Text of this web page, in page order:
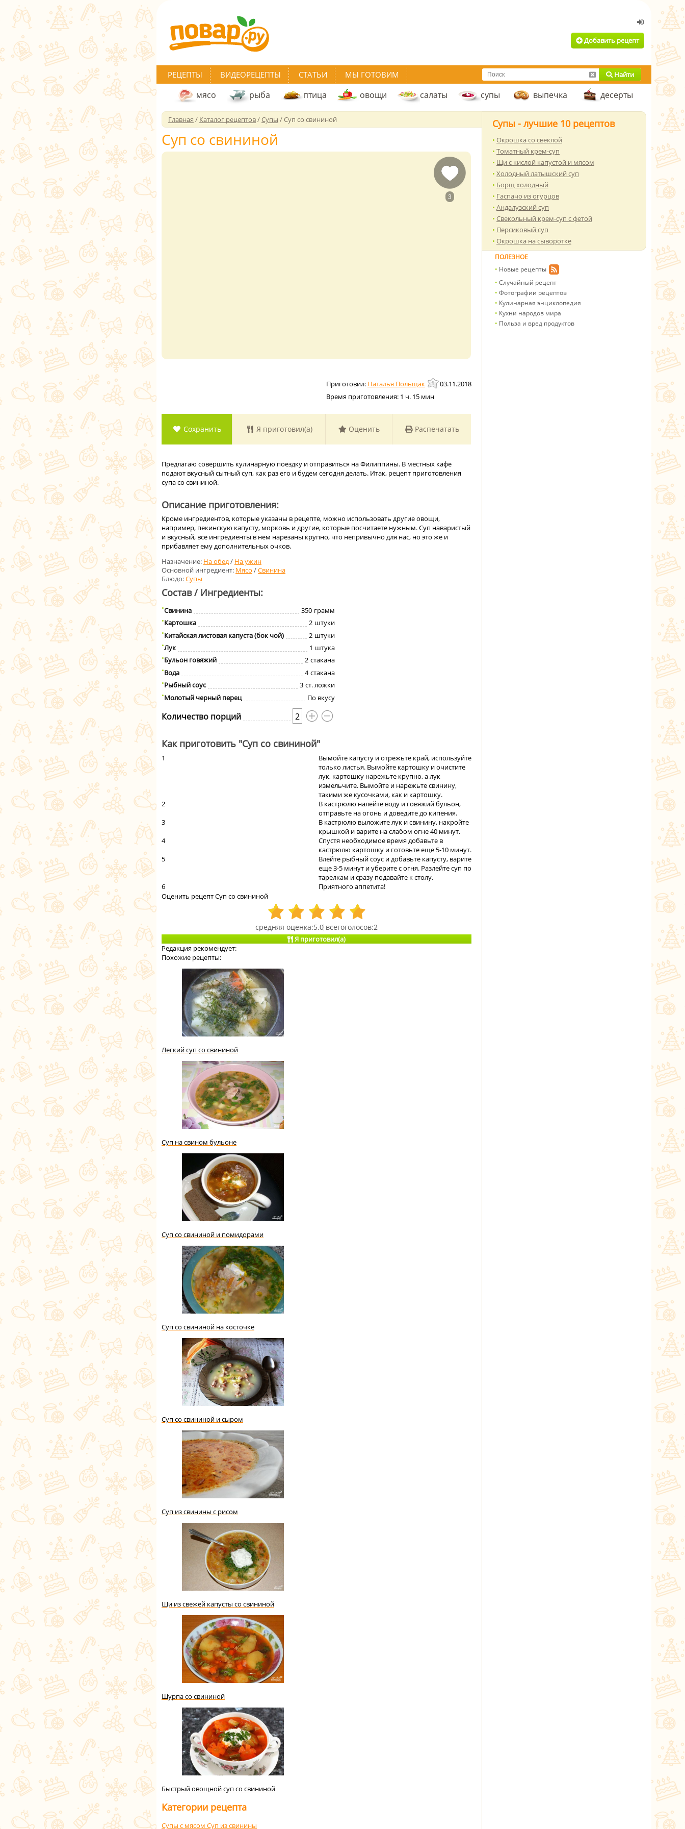
Добавить рецепт
РЕЦЕПТЫ ВИДЕОРЕЦЕПТЫ СТАТЬИ МЫ ГОТОВИМ Найти
мясо рыба птица овощи салаты супы выпечка десерты
Главная / Каталог рецептов/Супы /Суп со свининой
Суп со свининой
3
Наталья Польщак
03.11.2018
Время приготовления: 1 ч. 15 мин
Сохранить Я приготовил(а) Оценить Распечатать
Предлагаю совершить кулинарную поездку и отправиться на Филиппины. В местных кафе
подают вкусный сытный суп, как раз его и будем сегодня делать. Итак, рецепт приготовления
супа со свининой.
Описание приготовления:
Кроме ингредиентов, которые указаны в рецепте, можно использовать другие овощи,
например, пекинскую капусту, морковь и другие, которые посчитаете нужным. Суп наваристый
и вкусный, все ингредиенты в нем нарезаны крупно, что непривычно для нас, но это же и
прибавляет ему дополнительных очков.
Назначение: На обед/ На ужин
Основной ингредиент: Мясо /Свинина
Блюдо:Супы
Состав / Ингредиенты:
Свинина 350 грамм
Картошка
2 штуки
Китайская листовая капуста (бок чой)
2 штуки
Лук
1 штука
Бульон говяжий
2 стакана
Вода
4 стакана
Рыбный соус
3 ст. ложки
Молотый черный перец
По вкусу
Количество порций 2
Как приготовить "Суп со свининой"
1
Вымойте капусту и отрежьте край, используйте
только листья. Вымойте картошку и очистите
лук, картошку нарежьте крупно, а лук
измельчите. Вымойте и нарежьте свинину,
такими же кусочками, как и картошку.
2
В кастрюлю налейте воду и говяжий бульон,
отправьте на огонь и доведите до кипения.
3
В кастрюлю выложите лук и свинину, накройте
крышкой и варите на слабом огне 40 минут.
4
Спустя необходимое время добавьте в
кастрюлю картошку и готовьте еще 5-10 минут.
5
Влейте рыбный соус и добавьте капусту, варите
еще 3-5 минут и уберите с огня. Разлейте суп по
тарелкам и сразу подавайте к столу.
6
Приятного аппетита!
Оценить рецепт Суп со свининой
5.0 2
Я приготовил(а)
Редакция рекомендует:
Похожие рецепты:
Легкий суп со свининой
Суп на свином бульоне
Суп со свининой и помидорами
Суп со свининой на косточке
Суп со свининой и сыром
Суп из свинины с рисом
Щи из свежей капусты со свининой
Шурпа со свининой
Быстрый овощной суп со свининой
Категории рецепта
Супы с мясом Суп из свинины
Супы - лучшие 10 рецептов
Окрошка со свеклой
Томатный крем-суп
Щи с кислой капустой и мясом
Холодный латышский суп
Борщ холодный
Гаспачо из огурцов
Андалузский суп
Свекольный крем-суп с фетой
Персиковый суп
Окрошка на сыворотке
ПОЛЕЗНОЕ
Новые рецепты
Случайный рецепт
Фотографии рецептов
Кулинарная энциклопедия
Кухни народов мира
Польза и вред продуктов